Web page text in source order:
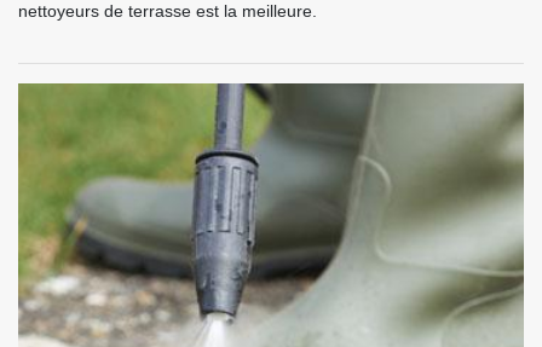
nettoyeurs de terrasse est la meilleure.